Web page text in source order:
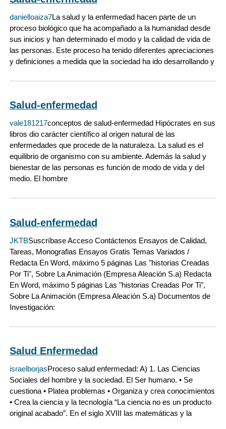
danielloaiza7La salud y la enfermedad hacen parte de un
proceso biológico que ha acompañado a la humanidad desde
sus inicios y han determinado el modo y la calidad de vida de
las personas. Este proceso ha tenido diferentes apreciaciones
y definiciones a medida que la sociedad ha ido desarrollando y
Salud-enfermedad
vale181217conceptos de salud-enfermedad Hipócrates en sus
libros dio carácter científico al origen natural de las
enfermedades que procede de la naturaleza. La salud es el
equilibrio de organismo con su ambiente. Además la salud y
bienestar de las personas es función de modo de vida y del
medio. El hombre
Salud-enfermedad
JKTBSuscríbase Acceso Contáctenos Ensayos de Calidad,
Tareas, Monografias Ensayos Gratis Temas Variados /
Redacta En Word, máximo 5 páginas Las "historias Creadas
Por Ti", Sobre La Animación (Empresa Aleación S.a) Redacta
En Word, máximo 5 páginas Las "historias Creadas Por Ti",
Sobre La Animación (Empresa Aleación S.a) Documentos de
Investigación:
Salud Enfermedad
israelborjasProceso salud enfermedad: A) 1. Las Ciencias
Sociales del hombre y la sociedad. El Ser humano. • Se
cuestiona • Platea problemas • Organiza y crea conocimientos
• Crea la ciencia y la tecnología “La ciencia no es un producto
original acabado”. En el siglo XVIII las matemáticas y la